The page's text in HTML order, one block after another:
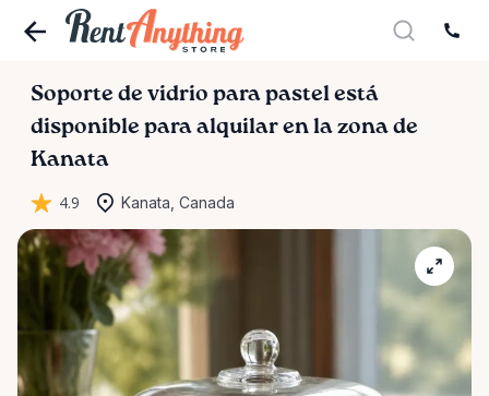
Soporte de vidrio para pastel está
disponible para alquilar en la zona de
Kanata
4.9 Kanata, Canada